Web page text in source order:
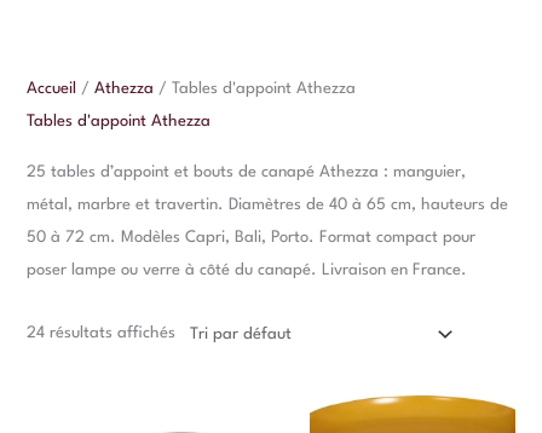
Accueil /Athezza / Tables d'appoint Athezza
Tables d'appoint Athezza
25 tables d’appoint et bouts de canapé Athezza : manguier,
métal, marbre et travertin. Diamètres de 40 à 65 cm, hauteurs de
50 à 72 cm. Modèles Capri, Bali, Porto. Format compact pour
poser lampe ou verre à côté du canapé. Livraison en France.
24 résultats affichés